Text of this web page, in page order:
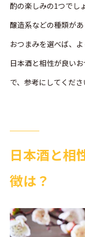
酌の楽しみの1つでし
醸造系などの種類が
おつまみを選べば、
日本酒と相性が良い
で、参考にしてくださ
日本酒と相
徴は？